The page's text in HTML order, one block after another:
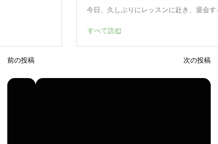
今日、久しぶりにレッスンに赴き、退会する旨を...
投
前の投稿 次の投稿